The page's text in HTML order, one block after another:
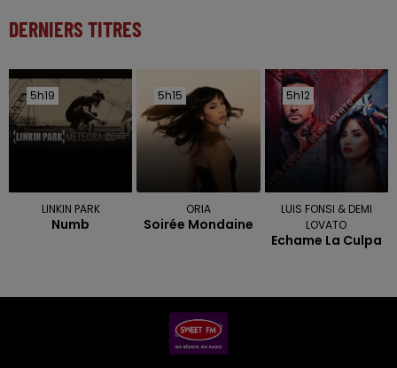
DERNIERS TITRES
5h19
5h19
LINKIN PARK
Numb
5h15
5h15
ORIA
Soirée Mondaine
5h12
5h12
LUIS FONSI & DEMI
LOVATO
Echame La Culpa